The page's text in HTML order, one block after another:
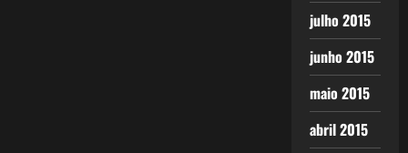
julho 2015
junho 2015
maio 2015
abril 2015